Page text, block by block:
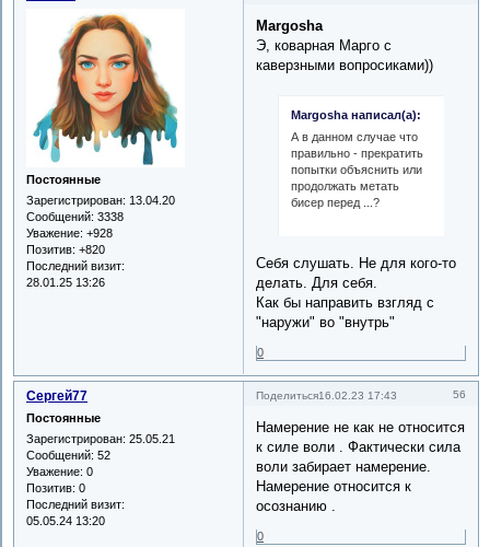
Постоянные
Зарегистрирован: 13.04.20
Сообщений: 3338
Уважение: +928
Позитив: +820
Последний визит:
28.01.25 13:26
Margosha
Э, коварная Марго с
каверзными вопросиками))
Margosha написал(а):
А в данном случае что
правильно - прекратить
попытки объяснить или
продолжать метать
бисер перед ...?
Себя слушать. Не для кого-то
делать. Для себя.
Как бы направить взгляд с
"наружи" во "внутрь"
0
Поделиться 56
16.02.23 17:43
Сергей77
Постоянные
Зарегистрирован: 25.05.21
Сообщений: 52
Уважение: 0
Позитив: 0
Последний визит:
05.05.24 13:20
Намерение не как не относится
к силе воли . Фактически сила
воли забирает намерение.
Намерение относится к
осознанию .
0